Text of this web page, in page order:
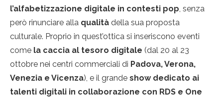
l’alfabetizzazione digitale in contesti pop, senza
però rinunciare alla qualità della sua proposta
culturale. Proprio in quest’ottica si inseriscono eventi
come la caccia al tesoro digitale (dal 20 al 23
ottobre nei centri commerciali di Padova, Verona,
Venezia e Vicenza), e il grande show dedicato ai
talenti digitali in collaborazione con RDS e One